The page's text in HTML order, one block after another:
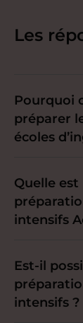
Les
Pourquoi
préparer
écoles
Quelle
intensifs
Est-il
intensifs ?